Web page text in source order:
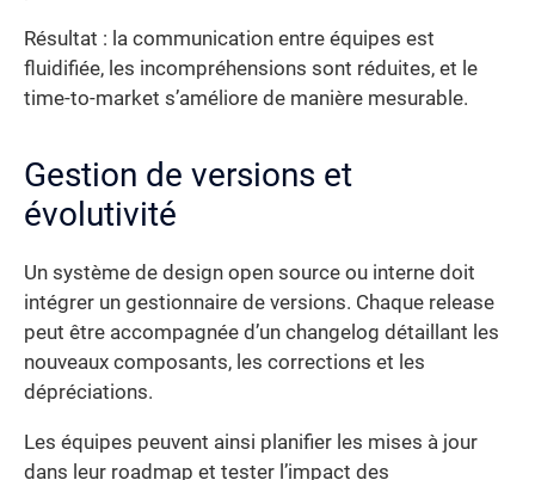
Résultat : la communication entre équipes est
fluidifiée, les incompréhensions sont réduites, et le
time-to-market s’améliore de manière mesurable.
Gestion de versions et
évolutivité
Un système de design open source ou interne doit
intégrer un gestionnaire de versions. Chaque release
peut être accompagnée d’un changelog détaillant les
nouveaux composants, les corrections et les
dépréciations.
Les équipes peuvent ainsi planifier les mises à jour
dans leur roadmap et tester l’impact des